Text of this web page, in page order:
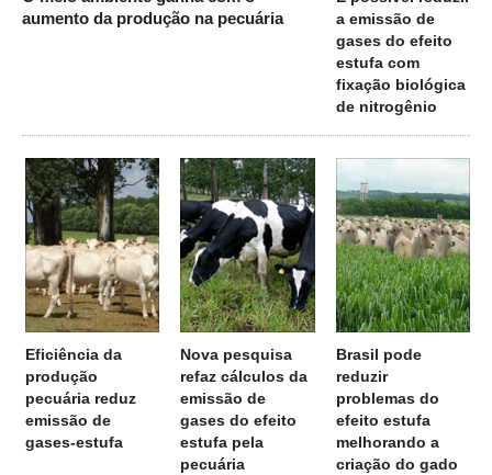
aumento da produção na pecuária
a emissão de
gases do efeito
estufa com
fixação biológica
de nitrogênio
Brasil pode
reduzir
problemas do
efeito estufa
melhorando a
criação do gado
Nova pesquisa
refaz cálculos da
emissão de
gases do efeito
estufa pela
pecuária
Eficiência da
produção
pecuária reduz
emissão de
gases-estufa